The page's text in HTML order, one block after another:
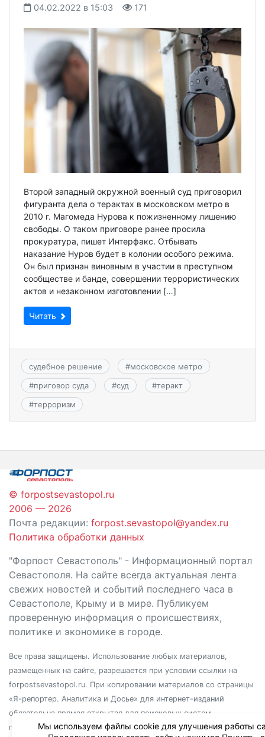
04.02.2022 в 15:03 171
Второй западный окружной военный суд приговорил
фигуранта дела о терактах в московском метро в
2010 г. Магомеда Нурова к пожизненному лишению
свободы. О таком приговоре ранее просила
прокуратура, пишет Интерфакс. Отбывать
наказание Нуров будет в колонии особого режима.
Он был признан виновным в участии в преступном
сообществе и банде, совершении террористических
актов и незаконном изготовлении […]
Читать
судебное решение #московское метро
#приговор суда #суд #теракт
#терроризм
© forpostsevastopol.ru
2006 — 2026
Почта редакции: forpost.sevastopol@yandex.ru
Политика обработки данных
"Форпост Севастополь" - Информационный портал
Севастополя. На сайте всегда актуальная лента
свежих новостей и событий последнего часа в
Севастополе, Крыму и в мире. Публикуем
проверенную информация о происшествиях,
политике и экономике в городе.
Все права защищены. Использование любых материалов,
размещенных на сайте, разрешается при условии ссылки на
forpostsevastopol.ru. При копировании материалов со страницы
«Я-репортер. Аналитика и Досье» для интернет-изданий
обязательна прямая открытая для поисковых систем
гиперссылка. Независимо от полного или частичного
Мы используем файлы cookie для улучшения работы